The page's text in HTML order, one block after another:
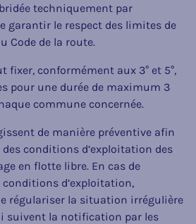
techniquement par
garantir le respect des limites de
Code de la route.
fixer, conformément aux 3° et 5°,
pour une durée de maximum 3
commune concernée.
de manière préventive afin
conditions d’exploitation des
en flotte libre. En cas de
conditions d’exploitation,
régulariser la situation irrégulière
suivent la notification par les